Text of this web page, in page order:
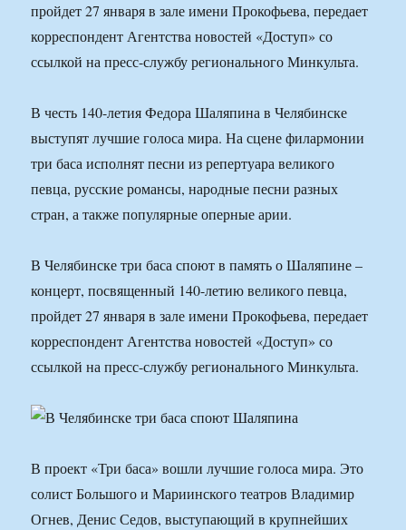
пройдет 27 января в зале имени Прокофьева, передает
корреспондент Агентства новостей «Доступ» со
ссылкой на пресс-службу регионального Минкульта.
В честь 140-летия Федора Шаляпина в Челябинске
выступят лучшие голоса мира. На сцене филармонии
три баса исполнят песни из репертуара великого
певца, русские романсы, народные песни разных
стран, а также популярные оперные арии.
В Челябинске три баса споют в память о Шаляпине –
концерт, посвященный 140-летию великого певца,
пройдет 27 января в зале имени Прокофьева, передает
корреспондент Агентства новостей «Доступ» со
ссылкой на пресс-службу регионального Минкульта.
В проект «Три баса» вошли лучшие голоса мира. Это
солист Большого и Мариинского театров Владимир
Огнев, Денис Седов, выступающий в крупнейших